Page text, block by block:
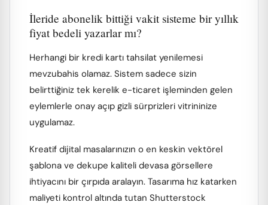
İleride abonelik bittiği vakit sisteme bir yıllık
fiyat bedeli yazarlar mı?
Herhangi bir kredi kartı tahsilat yenilemesi
mevzubahis olamaz. Sistem sadece sizin
belirttiğiniz tek kerelik e-ticaret işleminden gelen
eylemlerle onay açıp gizli sürprizleri vitrininize
uygulamaz.
Kreatif dijital masalarınızın o en keskin vektörel
şablona ve dekupe kaliteli devasa görsellere
ihtiyacını bir çırpıda aralayın. Tasarıma hız katarken
maliyeti kontrol altında tutan Shutterstock